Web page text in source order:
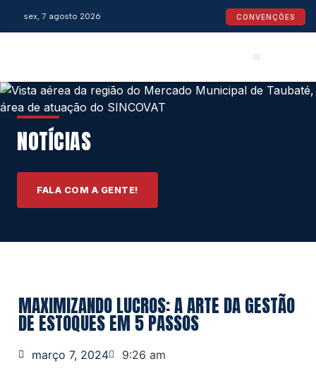
sex, 7 agosto 2026 CONVENÇÕES
NOTÍCIAS
FALA COM A GENTE!
MAXIMIZANDO LUCROS: A ARTE DA GESTÃO
DE ESTOQUES EM 5 PASSOS
março 7, 2024 9:26 am